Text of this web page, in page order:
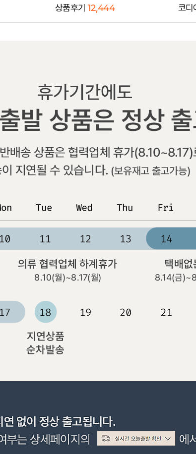
상품후기 12,444 코디